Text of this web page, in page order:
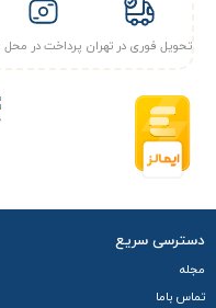
تحویل فوری در تهران پرداخت در محل
دسترسی سریع
مجله
تماس باما